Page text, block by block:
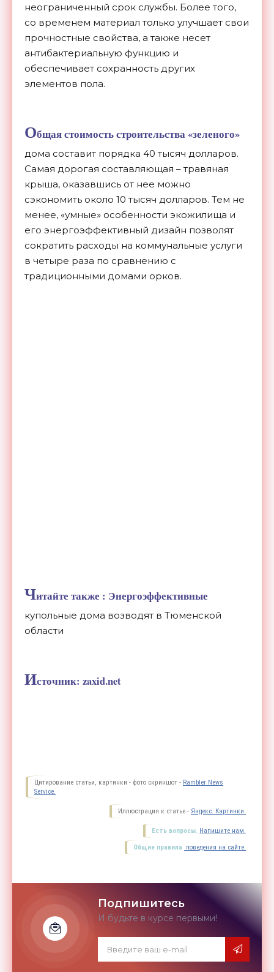
неограниченный срок службы. Более того,
со временем материал только улучшает свои
прочностные свойства, а также несет
антибактериальную функцию и
обеспечивает сохранность других
элементов пола.
Общая стоимость строительства «зеленого»
дома составит порядка 40 тысяч долларов.
Самая дорогая составляющая – травяная
крыша, оказавшись от нее можно
сэкономить около 10 тысяч долларов. Тем не
менее, «умные» особенности экожилища и
его энергоэффективный дизайн позволят
сократить расходы на коммунальные услуги
в четыре раза по сравнению с
традиционными домами орков.
Читайте также : Энергоэффективные
купольные дома возводят в Тюменской
области
Источник: zaxid.net
Цитирование статьи, картинки - фото скриншот - Rambler News
Service.
Иллюстрация к статье - Яндекс. Картинки.
Есть вопросы. Напишите нам.
Общие правила поведения на сайте.
Подпишитесь
И будьте в курсе первыми!